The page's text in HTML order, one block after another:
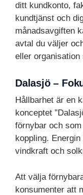
ditt kundkonto,
kundtjänst och
månadsavgiften
avtal du väljer
eller organisation
Dalasjö –
Hållbarhet är en
konceptet
förnybar och
koppling.
vindkraft och
Att välja
konsumenter att